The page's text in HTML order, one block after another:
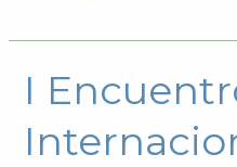
I
I
Encuentro
Internacional